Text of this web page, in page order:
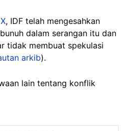
, IDF telah mengesahkan
dalam serangan itu dan
tidak membuat spekulasi
arkib).
lain tentang konflik